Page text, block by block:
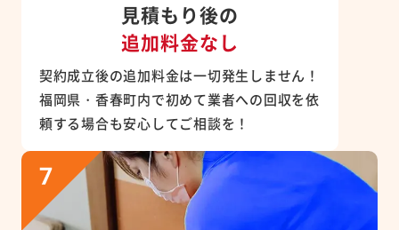
見積もり後の
追加料金なし
契約成立後の追加料金は一切発生しません！
福岡県・香春町内で初めて業者への回収を依
頼する場合も安心してご相談を！